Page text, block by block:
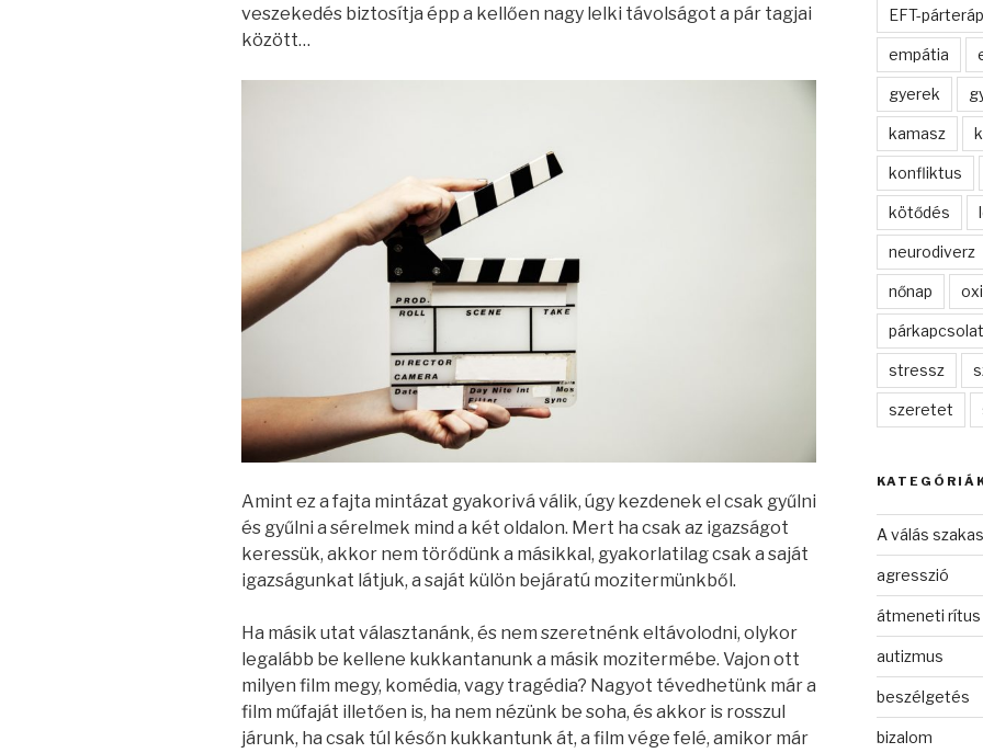
veszekedés biztosítja épp a kellően nagy lelki távolságot a pár tagjai
között…
Amint ez a fajta mintázat gyakorivá válik, úgy kezdenek el csak gyűlni
és gyűlni a sérelmek mind a két oldalon. Mert ha csak az igazságot
keressük, akkor nem törődünk a másikkal, gyakorlatilag csak a saját
igazságunkat látjuk, a saját külön bejáratú mozitermünkből.
Ha másik utat választanánk, és nem szeretnénk eltávolodni, olykor
legalább be kellene kukkantanunk a másik mozitermébe. Vajon ott
milyen film megy, komédia, vagy tragédia? Nagyot tévedhetünk már a
film műfaját illetően is, ha nem nézünk be soha, és akkor is rosszul
járunk, ha csak túl későn kukkantunk át, a film vége felé, amikor már
EFT-
empátia
gyerek
kamasz
konfliktus
kötődés
neurodiverz
nőnap
stressz
szeretet
A válás
agresszió
átmeneti rítus
autizmus
beszélgetés
bizalom